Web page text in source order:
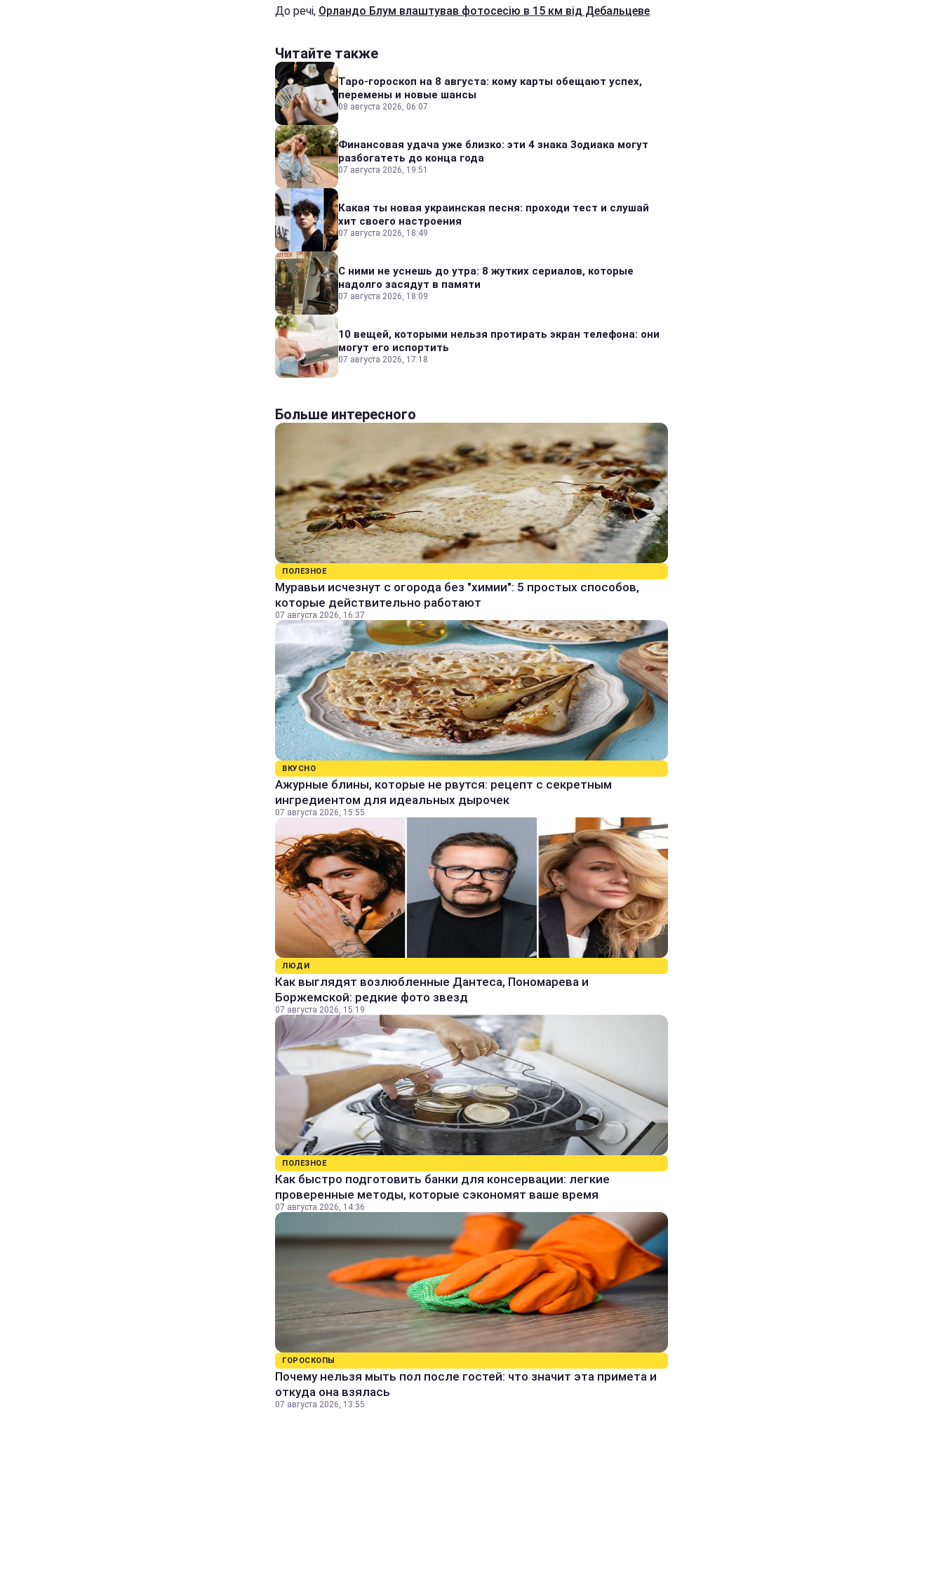
До речі, Орландо Блум влаштував фотосесію в 15 км від Дебальцеве.
Читайте также
Таро-гороскоп на 8 августа: кому карты обещают успех,
перемены и новые шансы
08 августа 2026, 06:07
Финансовая удача уже близко: эти 4 знака Зодиака могут
разбогатеть до конца года
07 августа 2026, 19:51
Какая ты новая украинская песня: проходи тест и слушай
хит своего настроения
07 августа 2026, 18:49
С ними не уснешь до утра: 8 жутких сериалов, которые
надолго засядут в памяти
07 августа 2026, 18:09
10 вещей, которыми нельзя протирать экран телефона: они
могут его испортить
07 августа 2026, 17:18
Больше интересного
ПОЛЕЗНОЕ
Муравьи исчезнут с огорода без "химии": 5 простых способов,
которые действительно работают
07 августа 2026, 16:37
ВКУСНО
Ажурные блины, которые не рвутся: рецепт с секретным
ингредиентом для идеальных дырочек
07 августа 2026, 15:55
ЛЮДИ
Как выглядят возлюбленные Дантеса, Пономарева и
Боржемской: редкие фото звезд
07 августа 2026, 15:19
ПОЛЕЗНОЕ
Как быстро подготовить банки для консервации: легкие
проверенные методы, которые сэкономят ваше время
07 августа 2026, 14:36
ГОРОСКОПЫ
Почему нельзя мыть пол после гостей: что значит эта примета и
откуда она взялась
07 августа 2026, 13:55